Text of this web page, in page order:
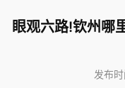
眼观六路!钦州哪
发布